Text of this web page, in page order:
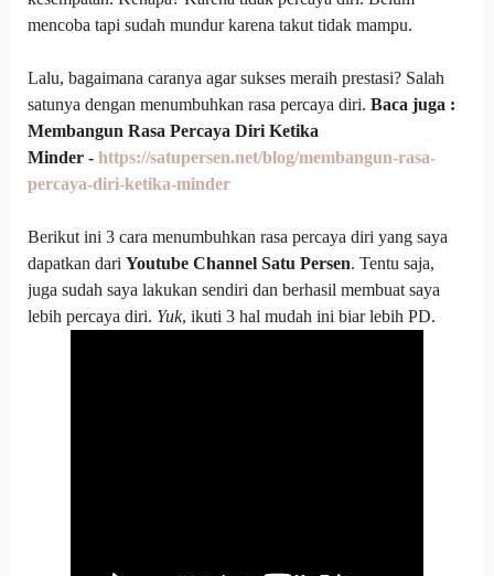
mencoba tapi sudah mundur karena takut tidak mampu.
Lalu, bagaimana caranya agar sukses meraih prestasi? Salah
satunya dengan menumbuhkan rasa percaya diri. Baca juga :
Membangun Rasa Percaya Diri Ketika
Minder - https://satupersen.net/blog/membangun-rasa-
percaya-diri-ketika-minder
Berikut ini 3 cara menumbuhkan rasa percaya diri yang saya
dapatkan dari Youtube Channel Satu Persen. Tentu saja,
juga sudah saya lakukan sendiri dan berhasil membuat saya
lebih percaya diri. Yuk, ikuti 3 hal mudah ini biar lebih PD.